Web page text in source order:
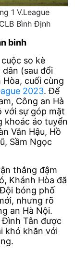
1 V.League
Bình Định
binh
so kè
(sau đổi
cuối cùng
2023. Để
Công an Hà
với sự góp mặt
khoác áo tuyển
Văn Hậu, Hồ
Sầm Ngọc
thắng đậm
Khánh Hòa đã
bóng phố
nhưng rõ
an Hà Nội.
Tân được
khó khăn với